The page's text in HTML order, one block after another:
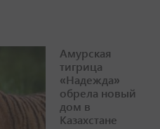
Амурская
тигрица
«Надежда»
обрела новый
дом в
Казахстане